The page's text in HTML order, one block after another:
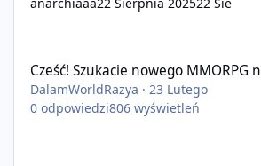
Cześć! Szukacie nowego MMORPG
DalamWorldRazya ·23 Lutego
0 odpowiedzi806 wyświetleń